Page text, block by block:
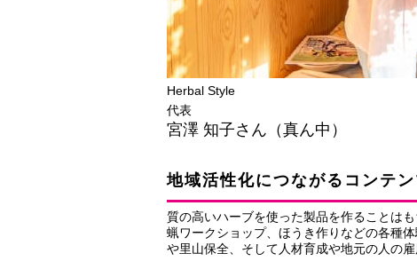
Herbal Style
代表
宮澤 知子さん（真ん中）
地域活性化につながるコンテ
質の高いハーブを使った製品を作ることは
蝋ワークショップ、ほうき作りなどの各種
や里山保全、そして人材育成や地元の人の